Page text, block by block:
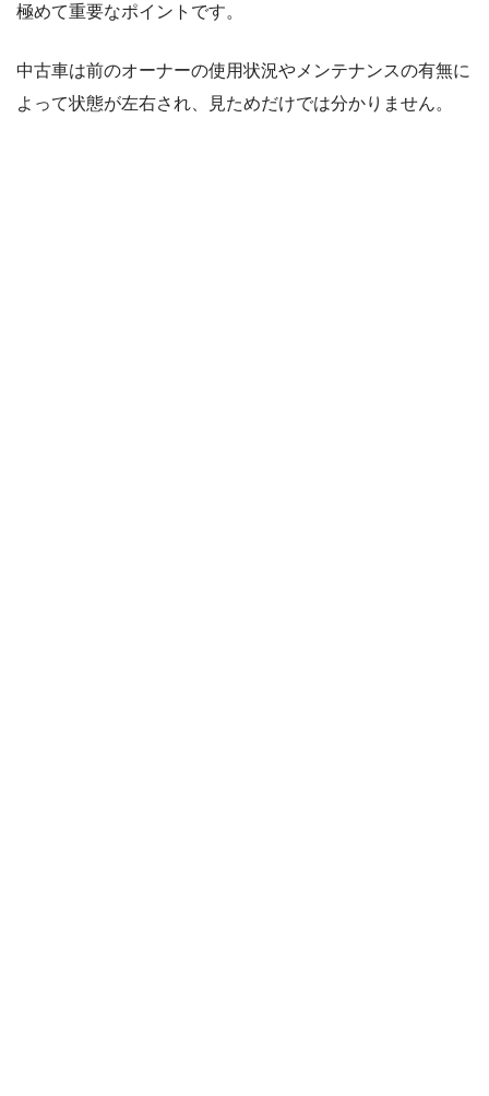
極めて重要なポイントです。
中古車は前のオーナーの使用状況やメンテナンスの有無に
よって状態が左右され、見ためだけでは分かりません。